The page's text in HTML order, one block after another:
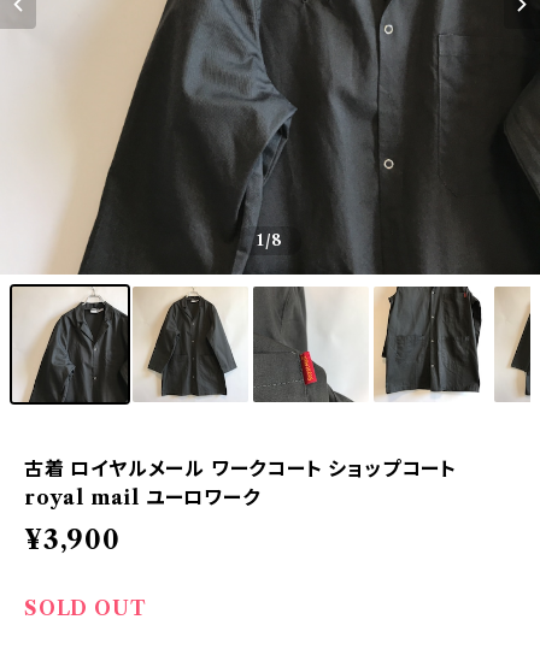
1/8
古着 ロイヤルメール ワークコート ショップコート
royal mail ユーロワーク
¥3,900
SOLD OUT